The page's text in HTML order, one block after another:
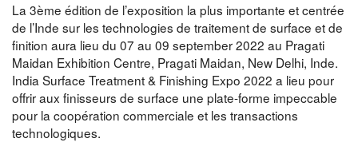
La 3ème édition de l’exposition la plus importante et centrée
de l’Inde sur les technologies de traitement de surface et de
finition aura lieu du 07 au 09 september 2022 au Pragati
Maidan Exhibition Centre, Pragati Maidan, New Delhi, Inde.
India Surface Treatment & Finishing Expo 2022 a lieu pour
offrir aux finisseurs de surface une plate-forme impeccable
pour la coopération commerciale et les transactions
technologiques.